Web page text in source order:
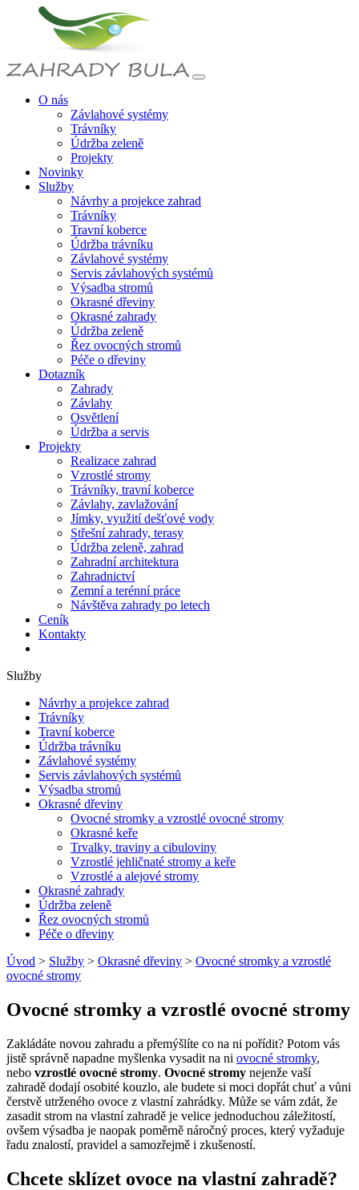
O nás
Závlahové systémy
Trávníky
Údržba zeleně
Projekty
Novinky
Služby
Návrhy a projekce zahrad
Trávníky
Travní koberce
Údržba trávníku
Závlahové systémy
Servis závlahových systémů
Výsadba stromů
Okrasné dřeviny
Okrasné zahrady
Údržba zeleně
Řez ovocných stromů
Péče o dřeviny
Dotazník
Zahrady
Závlahy
Osvětlení
Údržba a servis
Projekty
Realizace zahrad
Vzrostlé stromy
Trávníky, travní koberce
Závlahy, zavlažování
Jímky, využití dešťové vody
Střešní zahrady, terasy
Údržba zeleně, zahrad
Zahradní architektura
Zahradnictví
Zemní a terénní práce
Návštěva zahrady po letech
Ceník
Kontakty
Služby
Návrhy a projekce zahrad
Trávníky
Travní koberce
Údržba trávníku
Závlahové systémy
Servis závlahových systémů
Výsadba stromů
Okrasné dřeviny
Ovocné stromky a vzrostlé ovocné stromy
Okrasné keře
Trvalky, traviny a cibuloviny
Vzrostlé jehličnaté stromy a keře
Vzrostlé a alejové stromy
Okrasné zahrady
Údržba zeleně
Řez ovocných stromů
Péče o dřeviny
Úvod > Služby > Okrasné dřeviny > Ovocné stromky a vzrostlé
ovocné stromy
Ovocné stromky a vzrostlé ovocné stromy
Zakládáte novou zahradu a přemýšlíte co na ni pořídit? Potom vás
jistě správně napadne myšlenka vysadit na ni ovocné stromky,
nebo vzrostlé ovocné stromy. Ovocné stromy nejenže vaší
zahradě dodají osobité kouzlo, ale budete si moci dopřát chuť a vůni
čerstvě utrženého ovoce z vlastní zahrádky. Může se vám zdát, že
zasadit strom na vlastní zahradě je velice jednoduchou záležitostí,
ovšem výsadba je naopak poměrně náročný proces, který vyžaduje
řadu znalostí, pravidel a samozřejmě i zkušeností.
Chcete sklízet ovoce na vlastní zahradě?